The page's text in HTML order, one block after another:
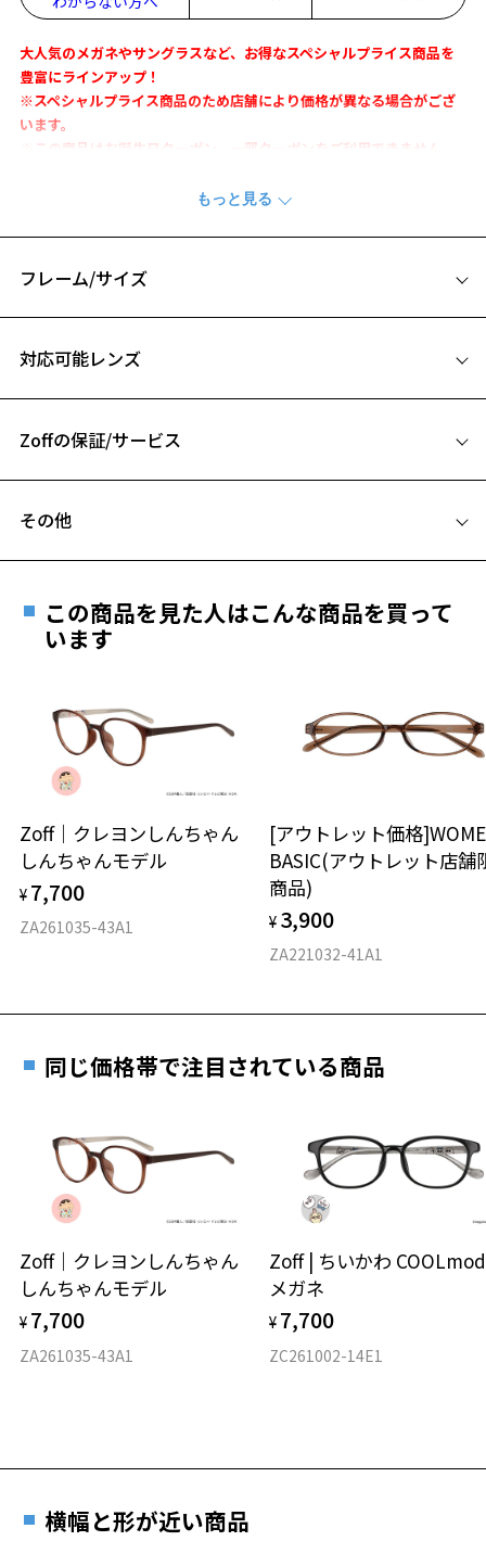
お気に入り
大人気のメガネやサングラスなど、お得なスペシャルプライス商品を
豊富にラインアップ！
※スペシャルプライス商品のため店舗により価格が異なる場合がござ
います。
※この商品はお誕生日クーポン、一部クーポンをご利用できません。
全てラバー素材のテンプル仕様。細身でスッキリした印象を与えつ
また、ラバー素材テンプルは細部までの調整が可能。
顔にしっかりフィットします。
※商品の構造上、レンズが剥き出しになっている部分がございます。
ください。
フレーム/サイズ
B ブリッジ(鼻部分)の横幅：19mm
お持ちのZoffメガネサイズを確認するには？
仕上がり寸法
D 仕上がりの横幅：約146mm
14.3g
※着脱式サングラス：デモレンズ、アタッチメント込みの重さ
タイプ
材質
対応可能レンズ
フレームとレンズの合計料金を知りたい方へ
Zoffの保証/サービス
安心1 フレーム１年間品質保証
きます。
※保証期間内に交換が行われた場合、保証期間は初期の期間から
延長されません。
安心2 視力測定無料
視力の変化を早めに発見するために、定期的な視
力測定をおすすめいたします。
安心3 かかり具合調整無料
す。
その他
ご希望のお客さまは、「レンズ交換券」をお選びのうえ、
最寄りのZoff実店舗にてレンズをお買い求めください。
※サングラスやパッケージ品では「レンズ交換券」はお選び
談ください。
＜メガネの度数情報がわからない方へ＞
オンラインストアでフレームのみ購入して、
実店舗で度付きにできます
ご購入時に「レンズ交換券」をお選びいただくと、実店舗で
度数を測定のうえ、度付きレンズ（標準セットレンズ）へ無
お近くのZoff実店舗にて度数を測定いただけます（無料）。
その際は記入用紙をダウンロードしてお使いください。
この商品を見た人はこんな商品を買って
います
Zoff｜クレヨンしんちゃん
しんちゃんモデル
¥ 7,700
ZA261035-43A1
[アウトレット価格
BASIC(アウトレット店舗
商品)
¥ 3,900
ZA221032-41A1
同じ価格帯で注目されている商品
Zoff｜クレヨンしんちゃん
しんちゃんモデル
¥ 7,700
ZA261035-43A1
Zoff | ちいかわ
メガネ
¥ 7,700
ZC261002-14E1
横幅と形が近い商品